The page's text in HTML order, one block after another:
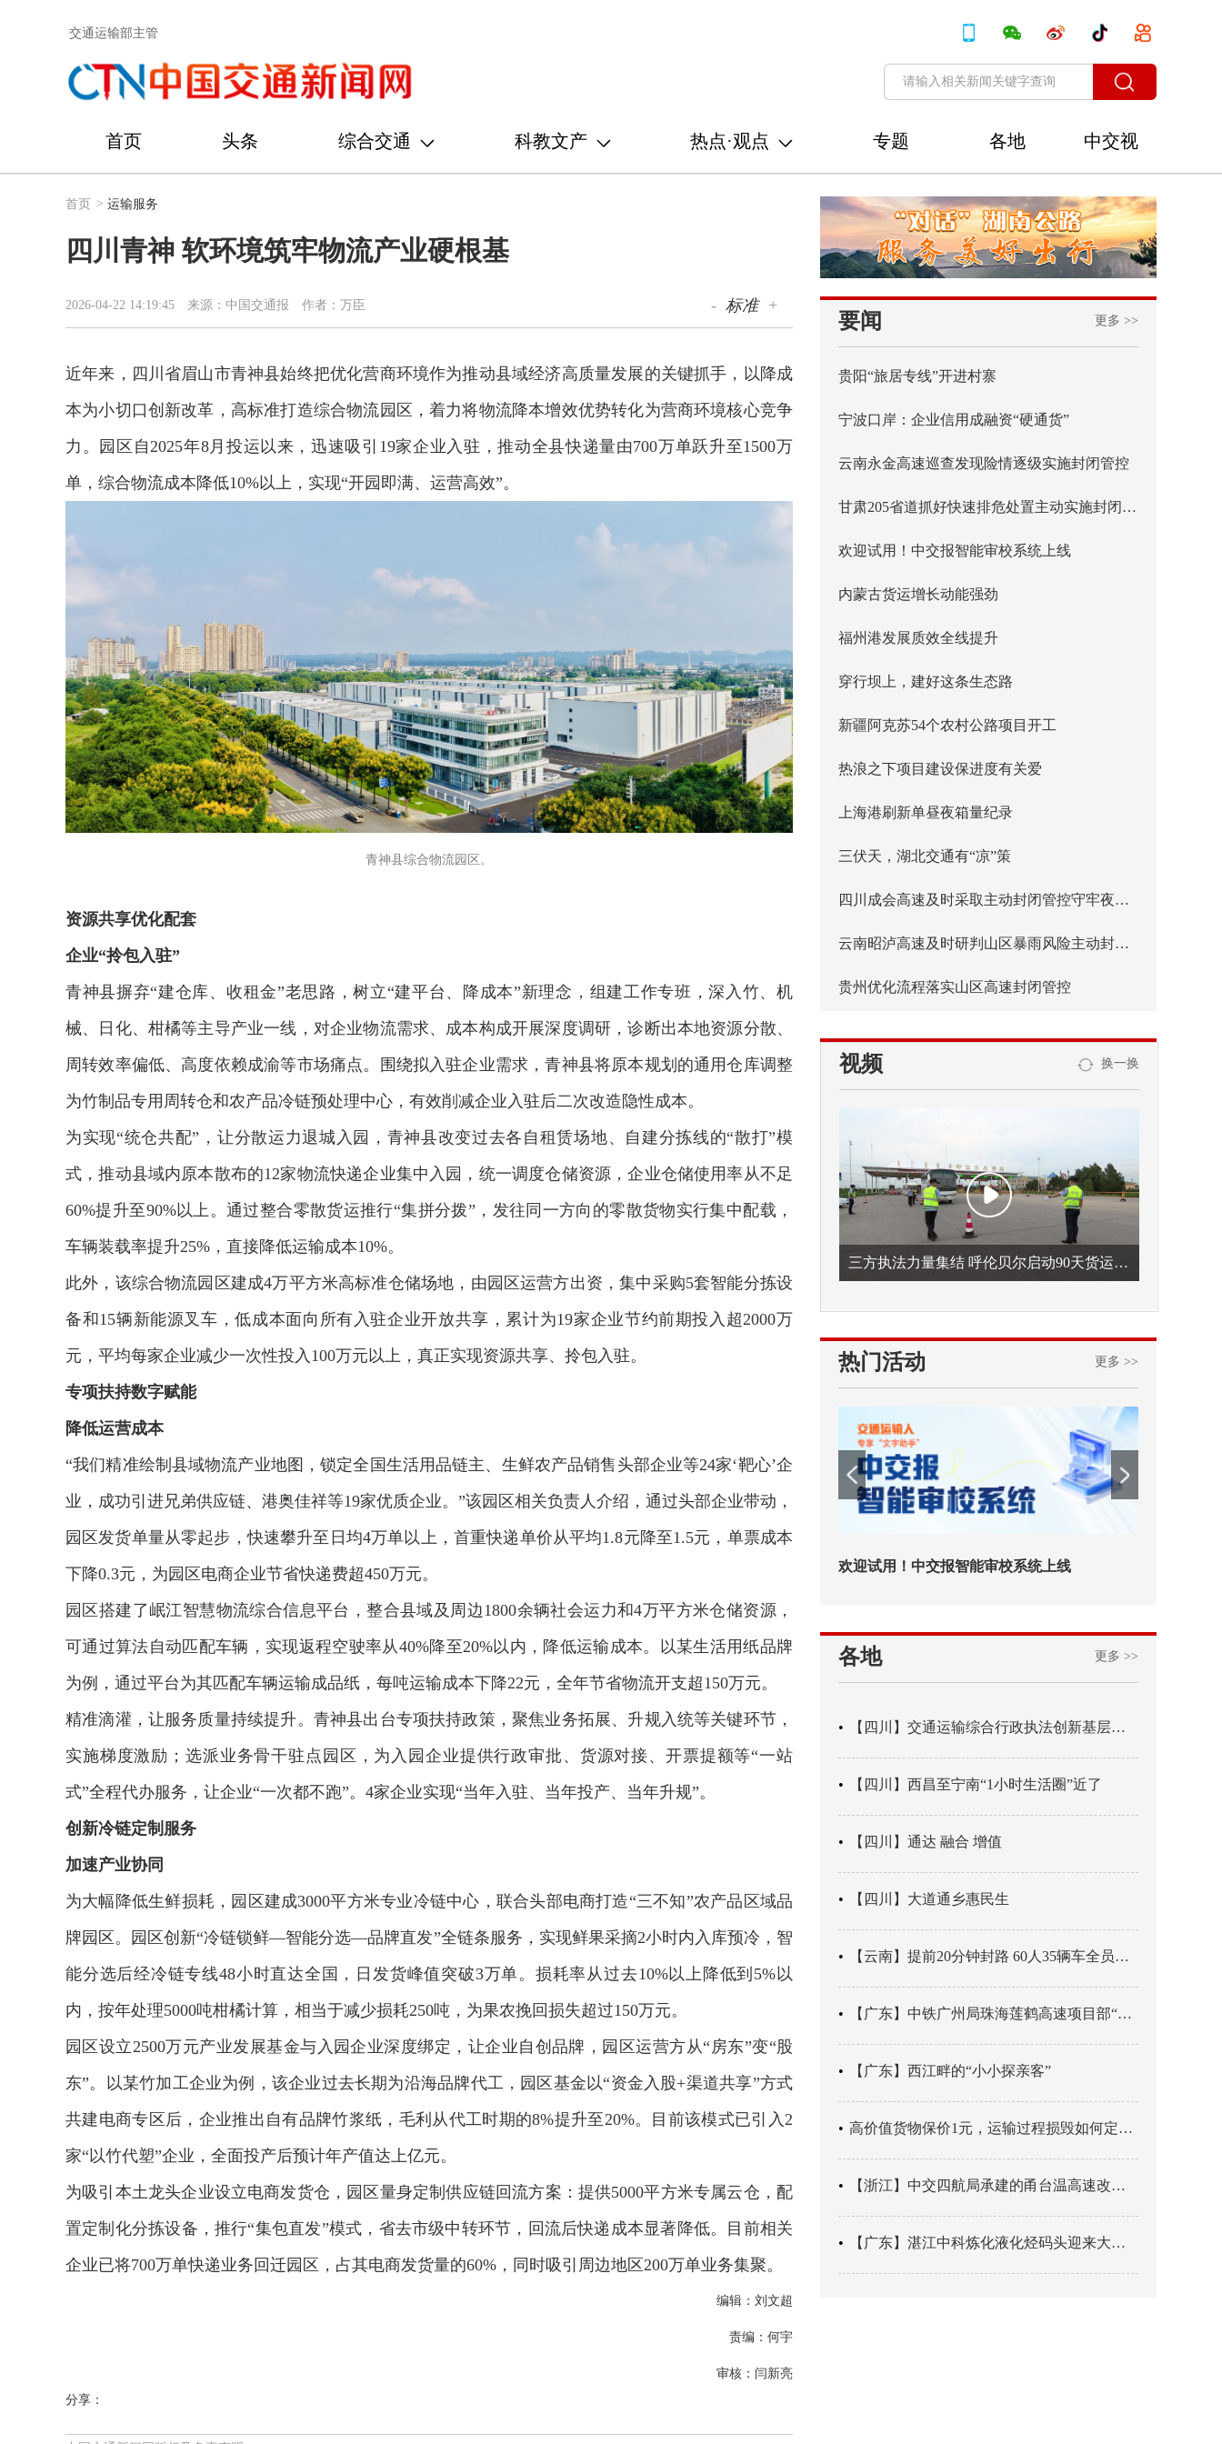
交通运输部主管
首页 头条 综合交通 科教文产 热点·观点 专题 各地
中交视
讯
首页 > 运输服务
四川青神 软环境筑牢物流产业硬根基
2026-04-22 14:19:45 来源：中国交通报 作者：​万臣 - 标准 +
近年来，四川省眉山市青神县始终把优化营商环境作为推动县域经济高质量发展的关键抓手，以降成
本为小切口创新改革，高标准打造综合物流园区，着力将物流降本增效优势转化为营商环境核心竞争
力。园区自2025年8月投运以来，迅速吸引19家企业入驻，推动全县快递量由700万单跃升至1500万
单，综合物流成本降低10%以上，实现“开园即满、运营高效”。
青神县综合物流园区。
资源共享优化配套
企业“拎包入驻”
青神县摒弃“建仓库、收租金”老思路，树立“建平台、降成本”新理念，组建工作专班，深入竹、机
械、日化、柑橘等主导产业一线，对企业物流需求、成本构成开展深度调研，诊断出本地资源分散、
周转效率偏低、高度依赖成渝等市场痛点。围绕拟入驻企业需求，青神县将原本规划的通用仓库调整
为竹制品专用周转仓和农产品冷链预处理中心，有效削减企业入驻后二次改造隐性成本。
为实现“统仓共配”，让分散运力退城入园，青神县改变过去各自租赁场地、自建分拣线的“散打”模
式，推动县域内原本散布的12家物流快递企业集中入园，统一调度仓储资源，企业仓储使用率从不足
60%提升至90%以上。通过整合零散货运推行“集拼分拨”，发往同一方向的零散货物实行集中配载，
车辆装载率提升25%，直接降低运输成本10%。
此外，该综合物流园区建成4万平方米高标准仓储场地，由园区运营方出资，集中采购5套智能分拣设
备和15辆新能源叉车，低成本面向所有入驻企业开放共享，累计为19家企业节约前期投入超2000万
元，平均每家企业减少一次性投入100万元以上，真正实现资源共享、拎包入驻。
专项扶持数字赋能
降低运营成本
“我们精准绘制县域物流产业地图，锁定全国生活用品链主、生鲜农产品销售头部企业等24家‘靶心’企
业，成功引进兄弟供应链、港奥佳祥等19家优质企业。”该园区相关负责人介绍，通过头部企业带动，
园区发货单量从零起步，快速攀升至日均4万单以上，首重快递单价从平均1.8元降至1.5元，单票成本
下降0.3元，为园区电商企业节省快递费超450万元。
园区搭建了岷江智慧物流综合信息平台，整合县域及周边1800余辆社会运力和4万平方米仓储资源，
可通过算法自动匹配车辆，实现返程空驶率从40%降至20%以内，降低运输成本。以某生活用纸品牌
为例，通过平台为其匹配车辆运输成品纸，每吨运输成本下降22元，全年节省物流开支超150万元。
精准滴灌，让服务质量持续提升。青神县出台专项扶持政策，聚焦业务拓展、升规入统等关键环节，
实施梯度激励；选派业务骨干驻点园区，为入园企业提供行政审批、货源对接、开票提额等“一站
式”全程代办服务，让企业“一次都不跑”。4家企业实现“当年入驻、当年投产、当年升规”。
创新冷链定制服务
加速产业协同
为大幅降低生鲜损耗，园区建成3000平方米专业冷链中心，联合头部电商打造“三不知”农产品区域品
牌园区。园区创新“冷链锁鲜—智能分选—品牌直发”全链条服务，实现鲜果采摘2小时内入库预冷，智
能分选后经冷链专线48小时直达全国，日发货峰值突破3万单。损耗率从过去10%以上降低到5%以
内，按年处理5000吨柑橘计算，相当于减少损耗250吨，为果农挽回损失超过150万元。
园区设立2500万元产业发展基金与入园企业深度绑定，让企业自创品牌，园区运营方从“房东”变“股
东”。以某竹加工企业为例，该企业过去长期为沿海品牌代工，园区基金以“资金入股+渠道共享”方式
共建电商专区后，企业推出自有品牌竹浆纸，毛利从代工时期的8%提升至20%。目前该模式已引入2
家“以竹代塑”企业，全面投产后预计年产值达上亿元。
为吸引本土龙头企业设立电商发货仓，园区量身定制供应链回流方案：提供5000平方米专属云仓，配
置定制化分拣设备，推行“集包直发”模式，省去市级中转环节，回流后快递成本显著降低。目前相关
企业已将700万单快递业务回迁园区，占其电商发货量的60%，同时吸引周边地区200万单业务集聚。
编辑：刘文超
责编：何宇
审核：闫新亮
分享：
要闻 更多 >>
贵阳“旅居专线”开进村寨
宁波口岸：企业信用成融资“硬通货”
云南永金高速巡查发现险情逐级实施封闭管控
甘肃205省道抓好快速排危处置主动实施封闭管控
欢迎试用！中交报智能审校系统上线
内蒙古货运增长动能强劲
福州港发展质效全线提升
穿行坝上，建好这条生态路
新疆阿克苏54个农村公路项目开工
热浪之下项目建设保进度有关爱
上海港刷新单昼夜箱量纪录
三伏天，湖北交通有“凉”策
四川成会高速及时采取主动封闭管控守牢夜间安全防线
云南昭泸高速及时研判山区暴雨风险主动封闭管控
贵州优化流程落实山区高速封闭管控
视频 换一换
三方执法力量集结 呼伦贝尔启动90天货运车辆违法专项整治
热门活动 更多 >>
国航海日论坛 交通运输执法“我是大队长”主题活动 铁路榜样
各地 更多 >>
【四川】交通运输综合行政执法创新基层辖区治理“4+3” 新模式
【四川】西昌至宁南“1小时生活圈”近了
【四川】通达 融合 增值
【四川】大道通乡惠民生
【云南】提前20分钟封路 60人35辆车全员平安
【广东】中铁广州局珠海莲鹤高速项目部“靶向施训”筑牢应急处置防线
【广东】西江畔的“小小探亲客”
高价值货物保价1元，运输过程损毁如何定责？
【浙江】中交四航局承建的甬台温高速改扩建工程台州南段TJ06标段恢复双向通行
【广东】湛江中科炼化液化烃码头迎来大型外贸液化气船首靠